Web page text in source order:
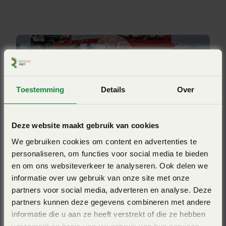
Toestemming Details Over
Deze website maakt gebruik van cookies
We gebruiken cookies om content en advertenties te
personaliseren, om functies voor social media te bieden
en om ons websiteverkeer te analyseren. Ook delen we
informatie over uw gebruik van onze site met onze
partners voor social media, adverteren en analyse. Deze
partners kunnen deze gegevens combineren met andere
informatie die u aan ze heeft verstrekt of die ze hebben
nauwkeurig zodat het maairesultaat altijd gelijkmatig is. De
ontlasting kan aan iedere zijde afzonderlijk worden
ingesteld om de graszode en de machine te beschermen
en vervuiling van het voer te beperken.
Gelijkmatig breedverdelen
De achterplaat kan eenvoudig gedraaid worden. Zo kan er
eenvoudig worden gekozen tussen breed verdelen of
afleggen op het zwad. De achterplaat is aan het frame
verbonden en wordt door de wielen geleid zo blijft de
afstand tot de grond constant en werkt deze onafhankelijk
van de bodemaanpassing van de maaibalk.
Getrokken
Optidisc Elite
Aandrijving (RPM)
Bekijk ook eens